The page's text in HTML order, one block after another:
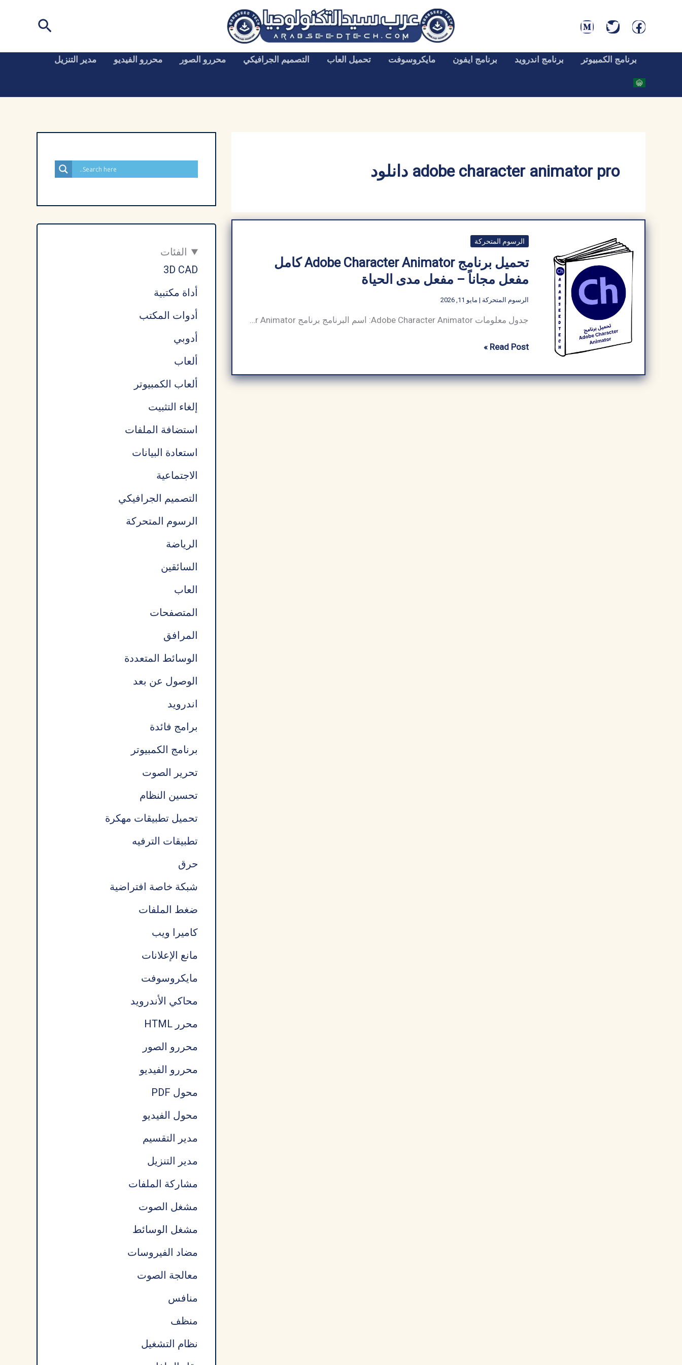
البحث
برنامج الكمبيوتر برنامج اندرويد برنامج ايفون مايكروسوفت تحميل العاب التصميم الجرافيكي محررو الصور محررو الفيديو مدير التنزيل
adobe character animator pro دانلود
الرسوم المتحركة
تحميل برنامج Adobe Character Animator كامل
مفعل مجاناً – مفعل مدى الحياة
الرسوم المتحركة | مايو 11, 2026
تحميل
Adobe
Read Post »
الفئات
3D CAD
أداة مكتبية
أدوات المكتب
أدوبي
ألعاب
ألعاب الكمبيوتر
إلغاء التثبيت
استضافة الملفات
استعادة البيانات
الاجتماعية
التصميم الجرافيكي
الرسوم المتحركة
الرياضة
السائقين
العاب
المتصفحات
المرافق
الوسائط المتعددة
الوصول عن بعد
اندرويد
برامج فائدة
برنامج الكمبيوتر
تحرير الصوت
تحسين النظام
تحميل تطبيقات مهكرة
تطبيقات الترفيه
حرق
شبكة خاصة افتراضية
ضغط الملفات
كاميرا ويب
مانع الإعلانات
مايكروسوفت
محاكي الأندرويد
محرر HTML
محررو الصور
محررو الفيديو
محول PDF
محول الفيديو
مدير التقسيم
مدير التنزيل
مشاركة الملفات
مشغل الصوت
مشغل الوسائط
مضاد الفيروسات
معالجة الصوت
منافس
منظف
نظام التشغيل